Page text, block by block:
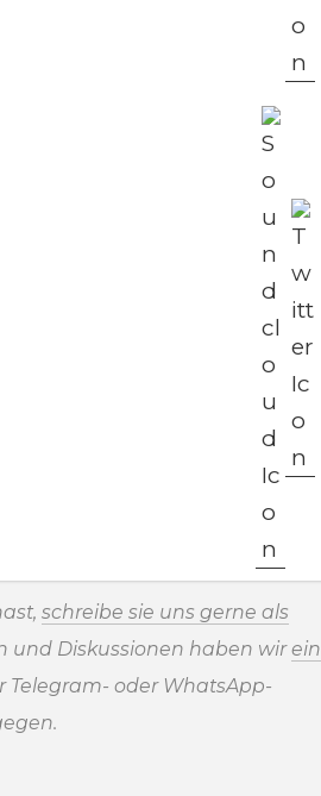
schreibe sie uns gerne als
und Diskussionen haben wirein
oder WhatsApp-